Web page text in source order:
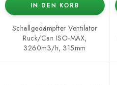
IN DEN KORB
Schallgedämpfter Ventilator
Ruck/Can ISO-MAX,
3260m3/h, 315mm